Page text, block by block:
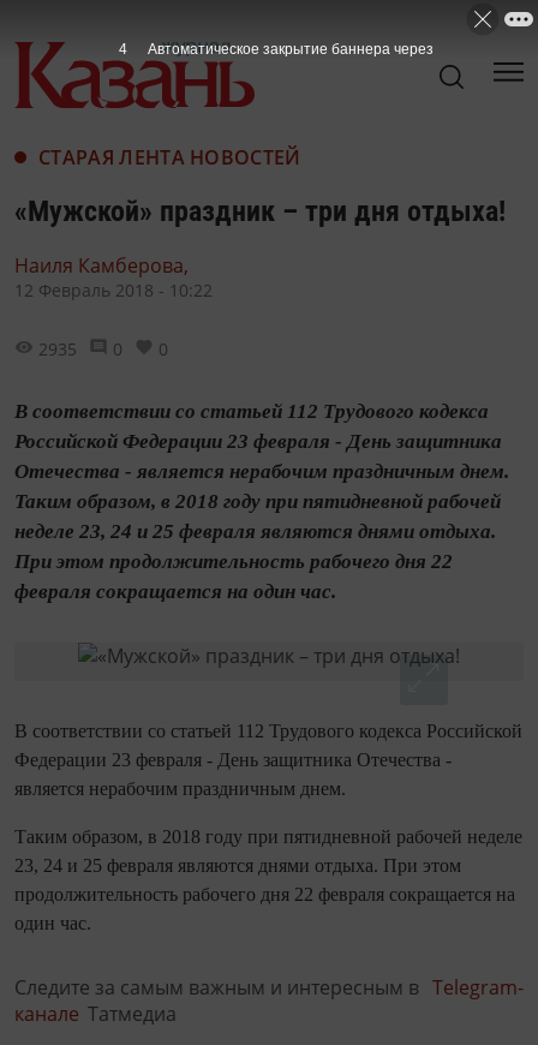
СТАРАЯ ЛЕНТА НОВОСТЕЙ
«Мужской» праздник – три дня отдыха!
Наиля Камберова,
12 Февраль 2018 - 10:22
2935 0 0
В соответствии со статьей 112 Трудового кодекса
Российской Федерации 23 февраля - День защитника
Отечества - является нерабочим праздничным днем.
Таким образом, в 2018 году при пятидневной рабочей
неделе 23, 24 и 25 февраля являются днями отдыха.
При этом продолжительность рабочего дня 22
февраля сокращается на один час.
В соответствии со статьей 112 Трудового кодекса Российской
Федерации 23 февраля - День защитника Отечества -
является нерабочим праздничным днем.
Таким образом, в 2018 году при пятидневной рабочей неделе
23, 24 и 25 февраля являются днями отдыха. При этом
продолжительность рабочего дня 22 февраля сокращается на
один час.
Следите за самым важным и интересным в Telegram-
канале Татмедиа
3 Автоматическое закрытие баннера через